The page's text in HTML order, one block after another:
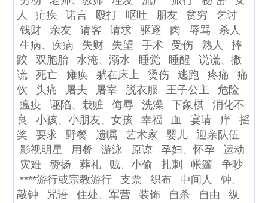
人
疟疾 诺言 殴打 呕吐 朋友 贫穷
乞讨
钱财
亲友 请客 请求 驱逐 肉 辱骂
杀人
生病、疾病
失财 失望 手术 受伤 熟人
摔
跤
双胞胎 水淹、溺水 睡觉 睡醒
说谎、撒
谎
死亡 瘫痪 躺在床上 烫伤 逃跑 疼痛
痛
饮
头痛 屠夫 屠宰 脱衣服 王子公主
危险
瘟疫
诬陷、栽赃 侮辱 洗澡 下象棋
消化不
良
小孩、小朋友、女孩 幸福 血 宴请 痒
摇
奖
要求 野餐 遗嘱 艺术家 婴儿
迎亲队伍
影视明星
用餐 游泳 原谅 孕妇、怀孕
运动
灾难
赞扬 葬礼 贼、小偷 扎刺 帐篷
争吵
****游行或宗教游行
支票 织布 中间人
钟、
敲钟
咒语 住处、军营 装饰 自杀 自由
纵